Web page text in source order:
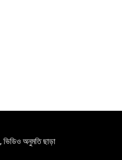
ভিডিও অনুমতি ছাড়া